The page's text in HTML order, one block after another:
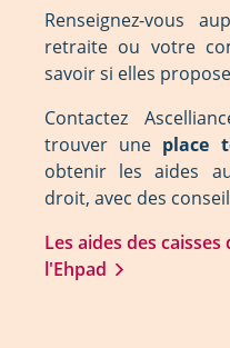
Renseignez-vous
retraite ou votre
savoir si elles
Contactez
trouver une place
obtenir les aides
droit, avec des
Les aides des
l'Ehpad